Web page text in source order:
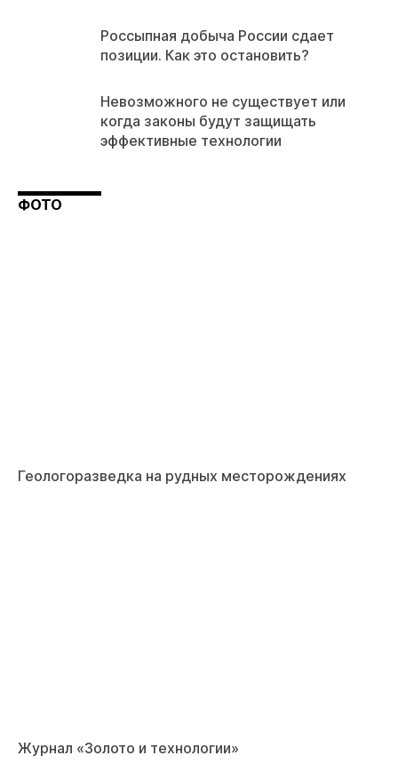
Россыпная добыча России сдает
позиции. Как это остановить?
Невозможного не существует или
когда законы будут защищать
эффективные технологии
ФОТО
Геологоразведка на рудных месторождениях
Журнал «Золото и технологии»